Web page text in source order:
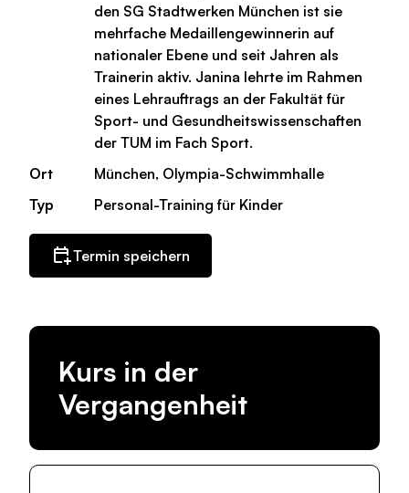
den SG Stadtwerken München ist sie
mehrfache Medaillengewinnerin auf
nationaler Ebene und seit Jahren als
Trainerin aktiv. Janina lehrte im Rahmen
eines Lehrauftrags an der Fakultät für
Sport- und Gesundheitswissenschaften
der TUM im Fach Sport.
Ort
München, Olympia-Schwimmhalle
Typ
Personal-Training für Kinder
Termin speichern
Kurs in der
Vergangenheit